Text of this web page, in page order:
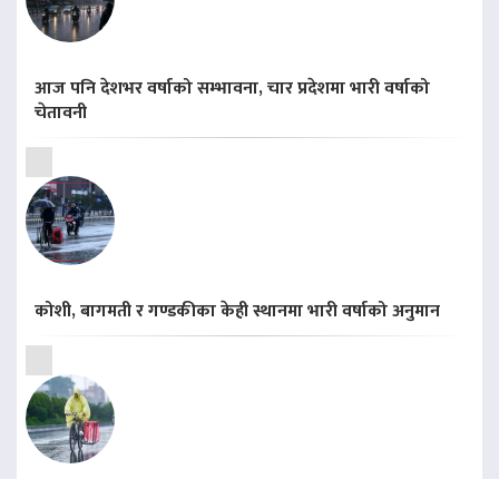
आज पनि देशभर वर्षाको सम्भावना, चार प्रदेशमा भारी वर्षाको
चेतावनी
कोशी, बागमती र गण्डकीका केही स्थानमा भारी वर्षाको अनुमान